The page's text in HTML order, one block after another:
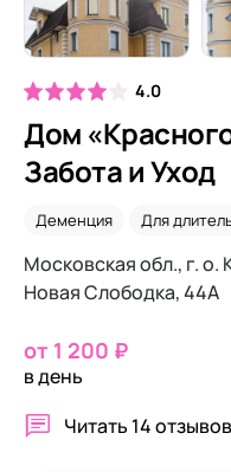
4.0
Дом
Забота и Уход
Деменция Для
Московская обл., г. о.
Новая Слободка, 44А
от 1 200 ₽
в день
Читать 14 отзывов